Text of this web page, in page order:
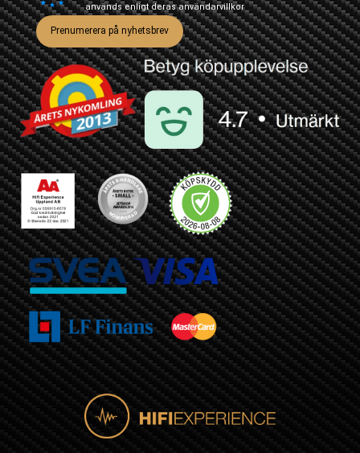
används enligt derasanvändarvillkor
Prenumerera på nyhetsbrev